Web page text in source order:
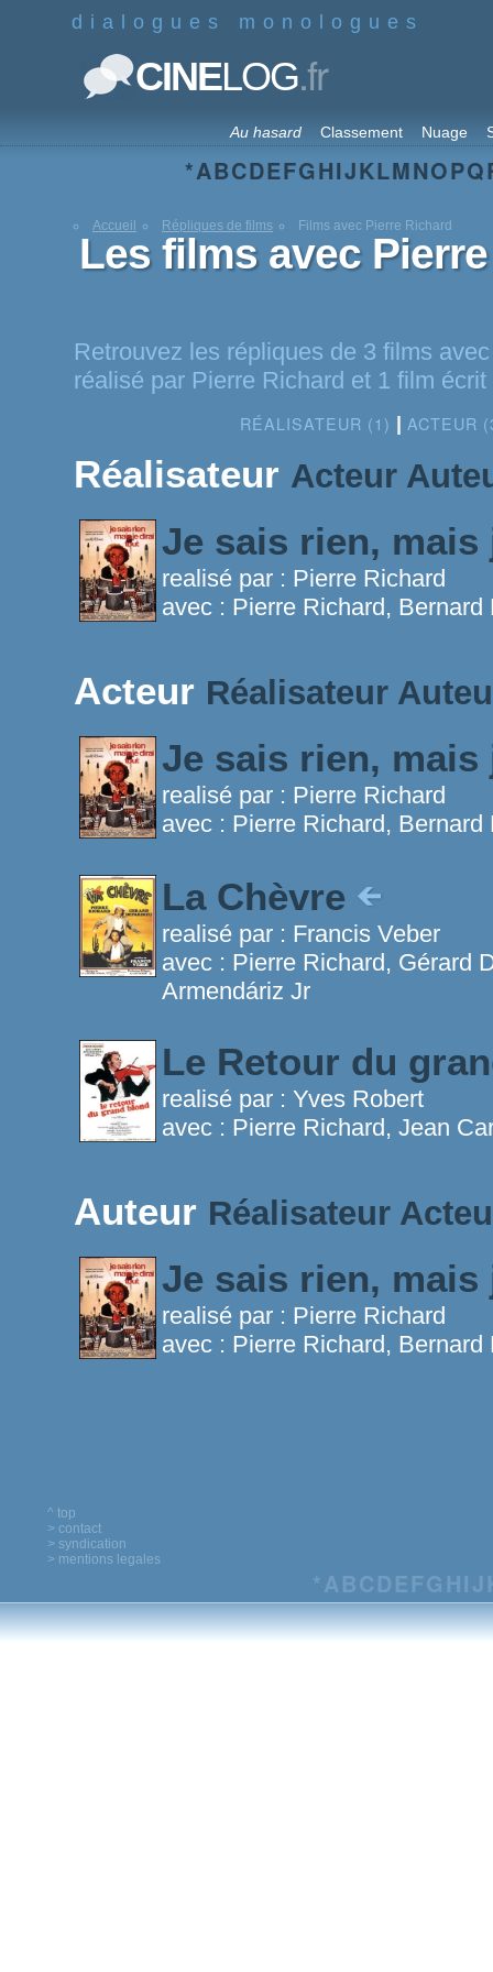
dialogues monologues
CINELOG.fr
Au hasard Classement Nuage
*ABCDEFGHIJKLMNOPQ
Accueil Répliques de films Films avec Pierre Richard
Les films avec
Retrouvez les répliques de 3 films
réalisé par Pierre Richard et 1 film
RÉALISATEUR (1) | ACTEUR
Réalisateur Acteur
Je sais rien,
realisé par : Pierre Richard
avec : Pierre Richard, Bernard
Acteur Réalisateur
Je sais rien,
realisé par : Pierre Richard
avec : Pierre Richard, Bernard
La Chèvre
realisé par : Francis Veber
avec : Pierre Richard, Gérard
Armendáriz Jr
Le Retour du
realisé par : Yves Robert
avec : Pierre Richard, Jean
Auteur Réalisateur
Je sais rien,
realisé par : Pierre Richard
avec : Pierre Richard, Bernard
^ top
> contact
> syndication
> mentions legales
*ABCDEFG HIJ